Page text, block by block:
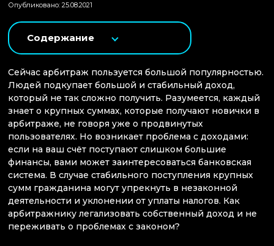
Опубликовано: 25.08.2021
Содержание
Сейчас арбитраж пользуется большой популярностью.
Людей подкупает большой и стабильный доход,
который не так сложно получить. Разумеется, каждый
знает о крупных суммах, которые получают новички в
арбитраже, не говоря уже о продвинутых
пользователях. Но возникает проблема с доходами:
если на ваш счёт поступают слишком большие
финансы, вами может заинтересоваться банковская
система. В случае стабильного поступления крупных
сумм гражданина могут упрекнуть в незаконной
деятельности и уклонении от уплаты налогов. Как
арбитражнику легализовать собственный доход и не
переживать о проблемах с законом?